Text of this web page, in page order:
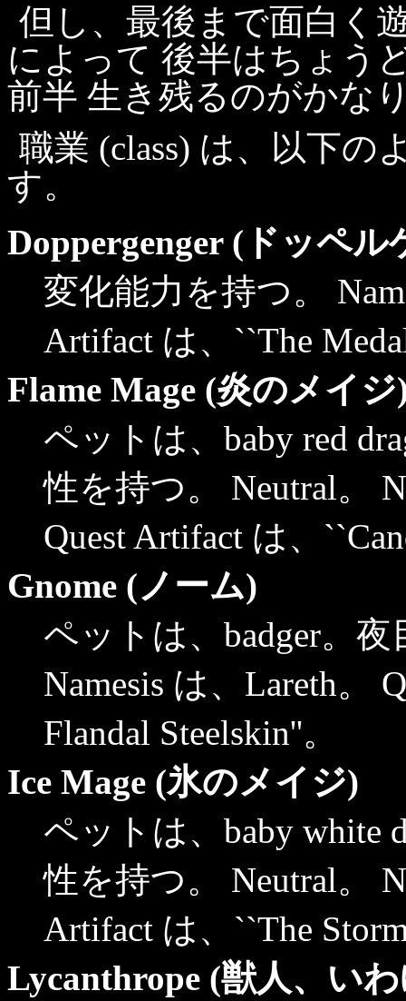
但し、最後まで面白く
によって 後半はちょう
前半 生き残るのがかな
職業 (class) は、以下の
す。
Doppergenger (ドッペル
変化能力を持つ。
Artifact は、``The
Flame Mage (炎のメイジ
ペットは、baby red
性を持つ。 Neutral。
Quest Artifact は、
Gnome (ノーム)
ペットは、badger。
Namesis は、Lareth。
Flandal Steelskin''。
Ice Mage (氷のメイジ)
ペットは、baby white
性を持つ。 Neutral。
Artifact は、``The
Lycanthrope (獣人、い